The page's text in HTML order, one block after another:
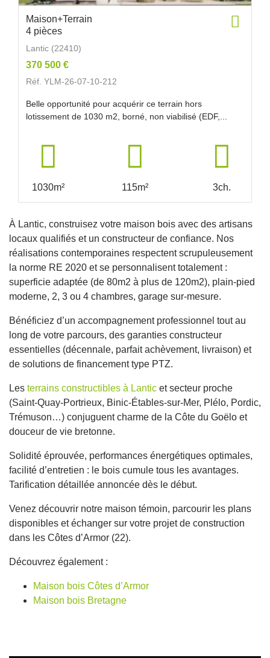
Maison+Terrain
4 pièces
Lantic (22410)
370 500 €
Réf. YLM-26-07-10-212
Belle opportunité pour acquérir ce terrain hors
lotissement de 1030 m2, borné, non viabilisé (EDF,...
1030m² 115m² 3ch.
À Lantic, construisez votre maison bois avec des artisans
locaux qualifiés et un constructeur de confiance. Nos
réalisations contemporaines respectent scrupuleusement
la norme RE 2020 et se personnalisent totalement :
superficie adaptée (de 80m2 à plus de 120m2), plain-pied
moderne, 2, 3 ou 4 chambres, garage sur-mesure.
Bénéficiez d’un accompagnement professionnel tout au
long de votre parcours, des garanties constructeur
essentielles (décennale, parfait achèvement, livraison) et
de solutions de financement type PTZ.
Les terrains constructibles à Lantic et secteur proche
(Saint-Quay-Portrieux, Binic-Étables-sur-Mer, Plélo, Pordic,
Trémuson…) conjuguent charme de la Côte du Goëlo et
douceur de vie bretonne.
Solidité éprouvée, performances énergétiques optimales,
facilité d’entretien : le bois cumule tous les avantages.
Tarification détaillée annoncée dès le début.
Venez découvrir notre maison témoin, parcourir les plans
disponibles et échanger sur votre projet de construction
dans les Côtes d’Armor (22).
Découvrez également :
Maison bois Côtes d’Armor
Maison bois Bretagne